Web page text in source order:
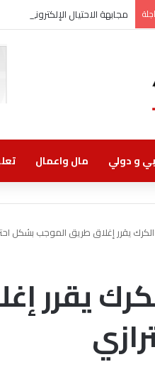
مجابهة الاحتيال الإلكتروني
و دولي مال واعمال
يقرر إغلاق طريق الموجب بشكل
يقرر